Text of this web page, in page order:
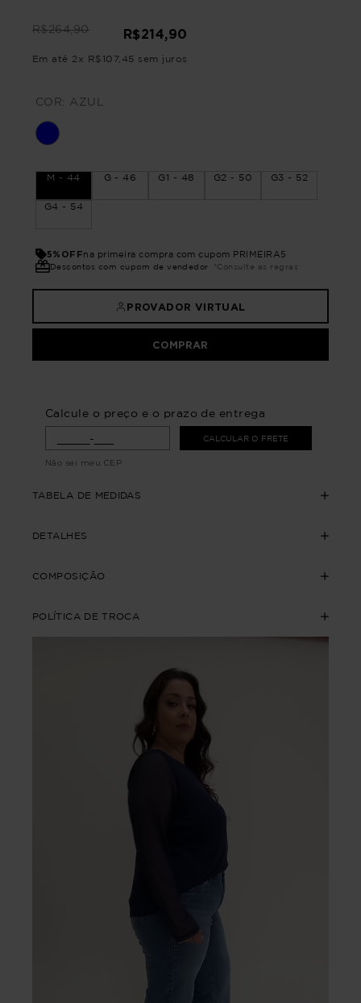
R$264,90 R$214,90
Em até 2 x R$ 107, 45 sem juros
COR: AZUL
M - 44 G - 46 G1 - 48 G2 - 50 G3 - 52
G4 - 54
5%OFFna primeira compra com cupom PRIMEIRA5
Descontos com cupom de vendedor *Consulte as regras
PROVADOR VIRTUAL
COMPRAR
Calcule o preço e o prazo de entrega
CALCULAR O FRETE
Não sei meu CEP
TABELA DE MEDIDAS
DETALHES
COMPOSIÇÃO
POLÍTICA DE TROCA